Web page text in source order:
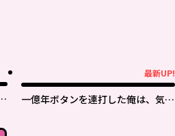
最新UP!
一億年ボタンを連打した俺は、気付